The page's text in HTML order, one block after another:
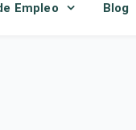
Empleo Blog